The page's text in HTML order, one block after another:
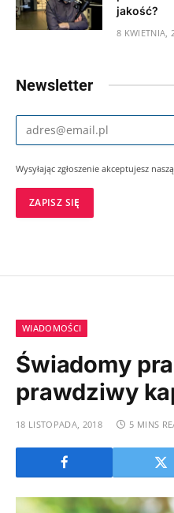
jakość?
8 KWIETNIA,
Newsletter
Wysyłając zgłoszenie akceptujesz naszą
WIADOMOŚCI
Świadomy
prawdziwy
18 LISTOPADA, 2018 5 MINS